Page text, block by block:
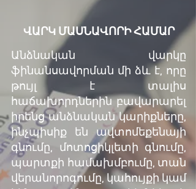
ՎԱՐԿ ՄԱՍՆԱՎՈՐԻ ՀԱՄԱՐ
Անձնական վարկը
ֆինանսավորման մի ձև է, որը
թույլ է տալիս
հաճախորդներին բավարարել
իրենց անձնական կարիքները,
ինչպիսիք են ավտոմեքենայի
գնումը, մոտոցիկլետի գնումը,
պարտքի համախմբումը, տան
վերանորոգումը, կահույքի կամ